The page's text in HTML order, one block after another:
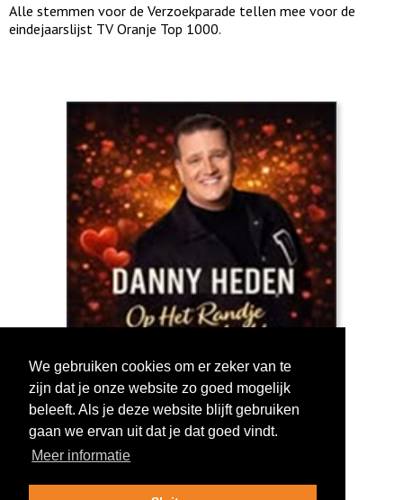
Alle stemmen voor de Verzoekparade tellen mee voor de
eindejaarslijst TV Oranje Top 1000.
Log in om te stemmen!
We gebruiken cookies om er zeker van te
zijn dat je onze website zo goed mogelijk
beleeft. Als je deze website blijft gebruiken
gaan we ervan uit dat je dat goed vindt.
Meer informatie